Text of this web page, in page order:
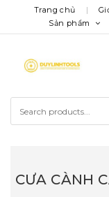
Trang chủ
Sản phẩm
CƯA CÀNH